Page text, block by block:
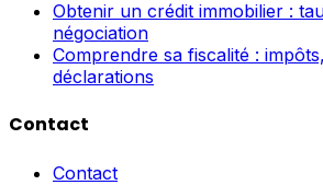
Obtenir un crédit immobilier :
négociation
Comprendre sa fiscalité :
déclarations
Contact
Contact